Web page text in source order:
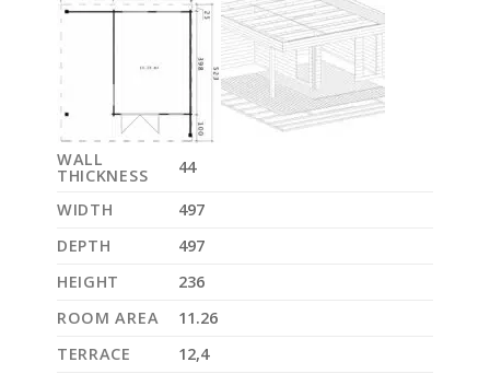
WALL
THICKNESS 44
WIDTH
497
DEPTH
497
HEIGHT
236
ROOM AREA
11.26
TERRACE
12,4